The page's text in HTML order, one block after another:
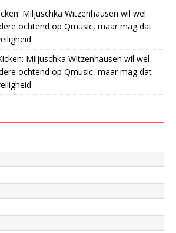
Miljuschka Witzenhausen wil wel
ochtend op Qmusic, maar mag dat
Miljuschka Witzenhausen wil wel
ochtend op Qmusic, maar mag dat